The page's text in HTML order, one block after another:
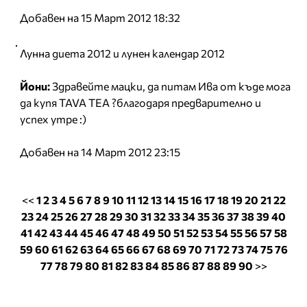
Добавен на 15 Март 2012 18:32
Лунна диета 2012 и лунен календар 2012
Йони:Здравейте мацки, да питам Ива от къде мога
да купя TAVA TEA ?благодаря предварително и
успех утре :)
Добавен на 14 Март 2012 23:15
<<1 2345678910 11 121314151617181920 21 22
2324252627282930 31 323334353637383940
41 424344454647484950 51 52535455565758
5960 61 626364656667686970 71 7273747576
77787980 81 828384858687888990 >>